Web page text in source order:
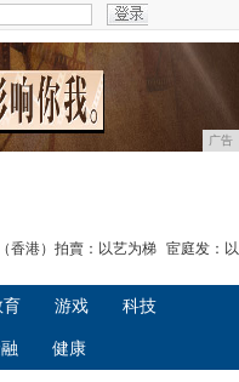
广告
香港）拍賣：以艺为梯 宦庭发：以
育 游戏 科技
健康